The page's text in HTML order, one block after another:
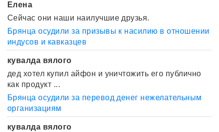
Елена
Сейчас они наши наилучшие друзья.
Брянца осудили за призывы к насилию в отношении
индусов и кавказцев
кувалда вялого
дед хотел купил айфон и уничтожить его публично
как продукт ...
Брянца осудили за перевод денег нежелательным
организациям
кувалда вялого